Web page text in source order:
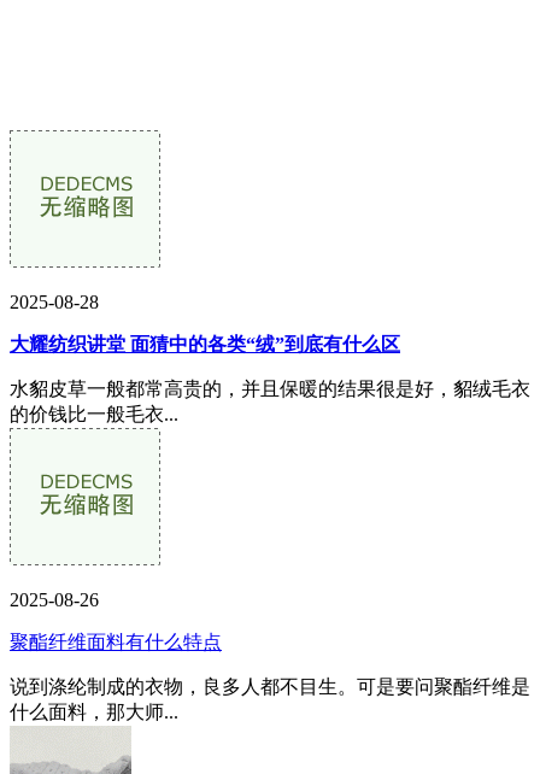
2025-08-28
大耀纺织讲堂 面猜中的各类“绒”到底有什么区
水貂皮草一般都常高贵的，并且保暖的结果很是好，貂绒毛衣
的价钱比一般毛衣...
2025-08-26
聚酯纤维面料有什么特点
说到涤纶制成的衣物，良多人都不目生。可是要问聚酯纤维是
什么面料，那大师...